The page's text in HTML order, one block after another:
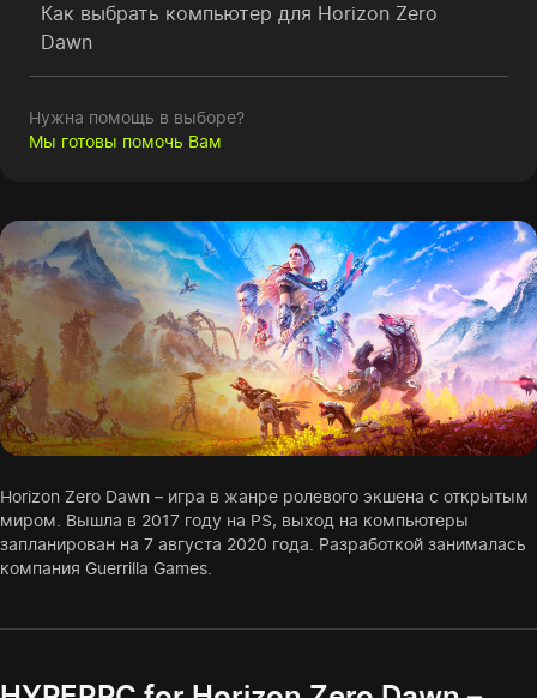
Как выбрать компьютер для Horizon Zero
Dawn
Нужна помощь в выборе?
Мы готовы помочь Вам
Horizon Zero Dawn – игра в жанре ролевого экшена с открытым
миром. Вышла в 2017 году на PS, выход на компьютеры
запланирован на 7 августа 2020 года. Разработкой занималась
компания Guerrilla Games.